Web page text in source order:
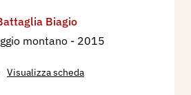
Biagio
montano - 2015
Visualizza scheda